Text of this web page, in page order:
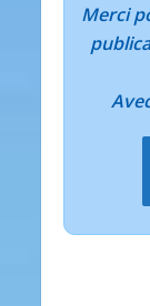
Merci